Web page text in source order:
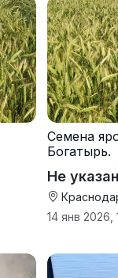
Семена
Богатырь.
Не
14 янв 2026,